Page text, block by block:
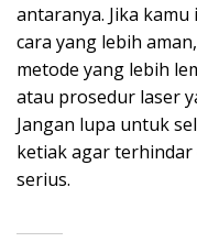
antaranya. Jika
cara yang lebih
metode yang lebih
atau prosedur laser
Jangan lupa untuk
ketiak agar
serius.